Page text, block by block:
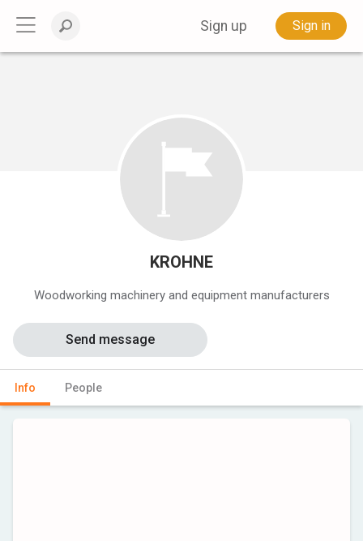
Sign up Sign in
KROHNE
Woodworking machinery and equipment manufacturers
Info People
Send message